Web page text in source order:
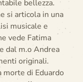
bellezza.
si articola in una
musicale e
vede Fatima
dal m.o Andrea
originali.
morte di Eduardo